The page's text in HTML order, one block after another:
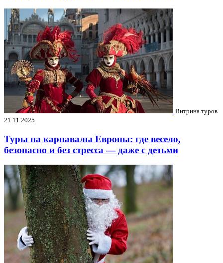
Витрина туров
21.11.2025
Туры на карнавалы Европы: где весело,
безопасно и без стресса — даже с детьми